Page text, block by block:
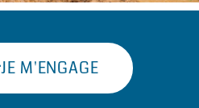
JE M'ENGAGE